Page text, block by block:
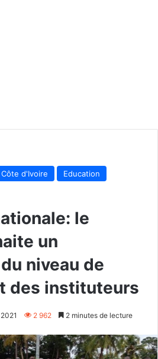
Côte d'Ivoire
Education
le
un
niveau de
des instituteurs
2 962 2 minutes de lecture